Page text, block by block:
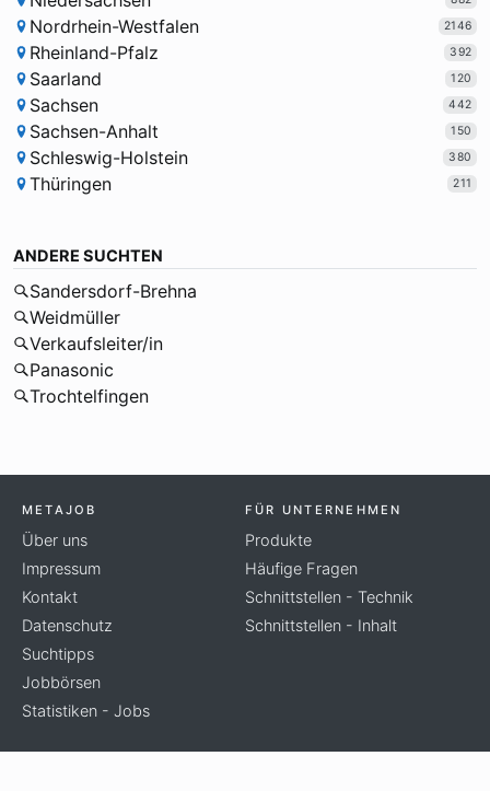
Nordrhein-Westfalen 2146
Rheinland-Pfalz 392
Saarland 120
Sachsen 442
Sachsen-Anhalt 150
Schleswig-Holstein 380
Thüringen 211
ANDERE SUCHTEN
Sandersdorf-Brehna
Weidmüller
Verkaufsleiter/in
Panasonic
Trochtelfingen
METAJOB
Über uns
Impressum
Kontakt
Datenschutz
Suchtipps
Jobbörsen
Statistiken - Jobs
FÜR UNTERNEHMEN
Produkte
Häufige Fragen
Schnittstellen - Technik
Schnittstellen - Inhalt